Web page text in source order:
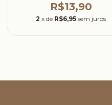
R$13,90
2 x de R$6,95 sem juros